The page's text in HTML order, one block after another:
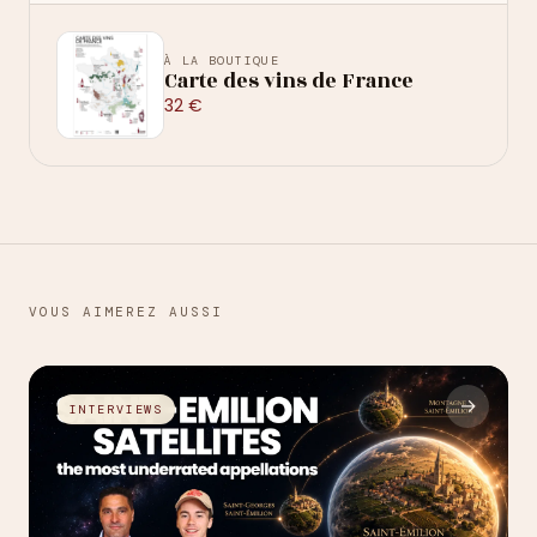
À LA BOUTIQUE
Carte des vins de France
32 €
VOUS AIMEREZ AUSSI
INTERVIEWS →